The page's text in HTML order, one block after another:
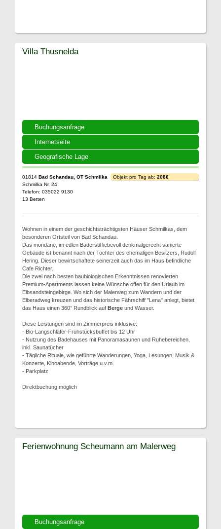
Buchungsanfrage
Internetseite
Geografische Lage
Villa Thusnelda
01814 Bad Schandau, OT Schmilka
Schmilka Nr. 24
Telefon: 035022 9130
13 Betten
Objekt pro Tag ab: 208€
Wohnen in einem der geschichtsträchtigsten Häuser Schmilkas, dem
besonderen Ortsteil von Bad Schandau.
Das mondäne, im edlen Bäderstil liebevoll denkmalgerecht sanierte
Gebäude ist benannt nach der Tochter des ehemaligen Besitzers, Rudolf
Hering. Dieser bewirtschaftete seinerzeit auch das im Haus befindliche
Cafe Richter.
Die zwei nach besten baubiologischen Erkenntnissen renovierten
Premium-Apartments lassen keine Wünsche offen für den Urlaub im
Elbsandsteingebirge. Wo sich der Malerweg zum Wandern und der
Elberadweg kreuzen und das historische Fährschiff "Lena" anlegt, bietet
das Haus einen 360° Rundblick auf Berge und Wasser.
Diese Leistungen sind im Zimmerpreis inklusive:
- Bio-Langschläfer-Frühstücksbuffet bis 12 Uhr
- Nutzung des Badehauses mit Panoramasaunen und Ruhebereichen,
inkl. Saunatücher
- Tägliche Rituale, wie geführte Wanderungen, Yoga, Lesungen, Musik &
Konzerte, Kinoabende, Vorträge u.v.m.
- Parkplatz
Direktbuchung möglich
Buchungsanfrage
Ferienwohnung Scheumann am Malerweg